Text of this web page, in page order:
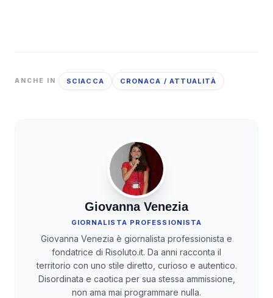
ANCHE IN SCIACCA CRONACA / ATTUALITÀ
Giovanna Venezia
GIORNALISTA PROFESSIONISTA
Giovanna Venezia è giornalista professionista e
fondatrice di Risoluto.it. Da anni racconta il
territorio con uno stile diretto, curioso e autentico.
Disordinata e caotica per sua stessa ammissione,
non ama mai programmare nulla.